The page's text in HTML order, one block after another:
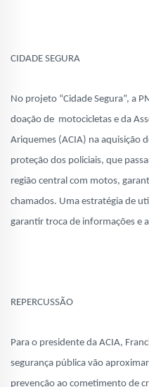
CIDADE SEGURA
No projeto “Cidade Segura”, a
doação de motocicletas e da
Ariquemes (ACIA) na aquisição
proteção dos policiais, que
região central com motos,
chamados. Uma estratégia de
garantir troca de informações e
REPERCUSSÃO
Para o presidente da ACIA,
segurança pública vão
prevenção ao cometimento de